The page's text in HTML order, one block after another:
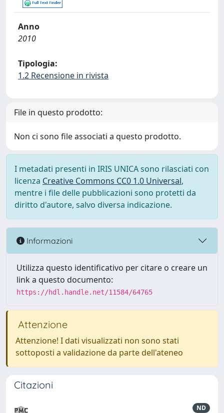
Anno
2010
Tipologia:
1.2 Recensione in rivista
File in questo prodotto:
Non ci sono file associati a questo prodotto.
I metadati presenti in IRIS UNICA sono rilasciati con
licenza Creative Commons CC0 1.0 Universal,
mentre i file delle pubblicazioni sono protetti da
diritto d'autore, salvo diversa indicazione.
Informazioni
Utilizza questo identificativo per citare o creare un
link a questo documento:
https://hdl.handle.net/11584/64765
Attenzione
Attenzione! I dati visualizzati non sono stati
sottoposti a validazione da parte dell'ateneo
Citazioni
ND